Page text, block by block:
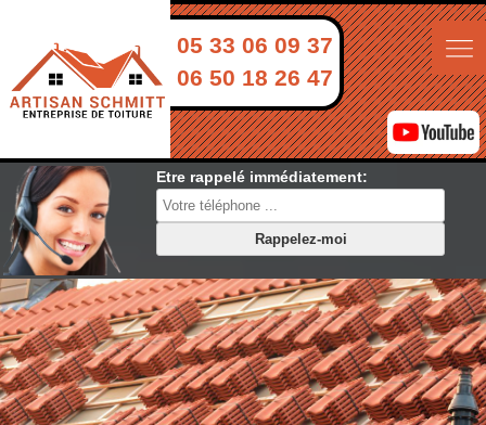
05 33 06 09 37
06 50 18 26 47
Etre rappelé immédiatement: